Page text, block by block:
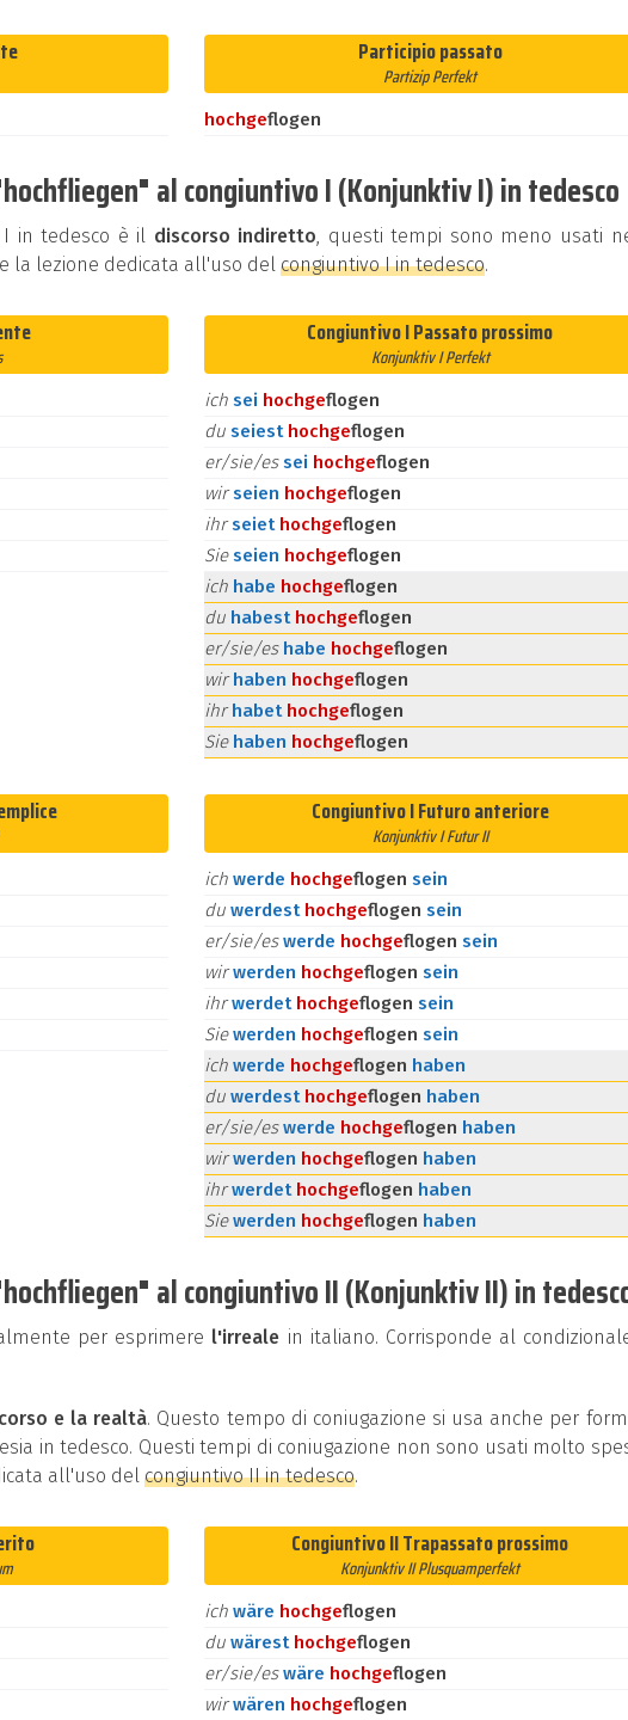
Participio passato
Partizip Perfekt
hochgeflogen
al congiuntivo I (Konjunktiv I) in tedesco
I in tedesco è il discorso indiretto, questi tempi sono meno usati
la lezione dedicata all'uso del congiuntivo I in tedesco.
Congiuntivo I Passato prossimo
Konjunktiv I Perfekt
ich sei hochgeflogen
du seiest hochgeflogen
er/sie/essei hochgeflogen
wirseien hochgeflogen
ihrseiet hochgeflogen
Sieseien hochgeflogen
ich habe hochgeflogen
du habest hochgeflogen
er/sie/es habe hochgeflogen
wirhaben hochgeflogen
ihrhabet hochgeflogen
Sie haben hochgeflogen
Congiuntivo I Futuro anteriore
Konjunktiv I Futur II
ich werde hochgeflogen sein
du werdest hochgeflogen sein
er/sie/eswerde hochgeflogen sein
wirwerden hochgeflogen sein
ihrwerdet hochgeflogen sein
Siewerden hochgeflogen sein
ich werde hochgeflogen haben
du werdest hochgeflogen haben
er/sie/eswerde hochgeflogen haben
wirwerden hochgeflogen haben
ihrwerdet hochgeflogen haben
Siewerden hochgeflogen haben
al congiuntivo II (Konjunktiv II) in
per esprimere l'irreale in italiano. Corrisponde al
e la realtà. Questo tempo di coniugazione si usa anche per
in tedesco. Questi tempi di coniugazione non sono usati molto
all'uso del congiuntivo II in tedesco.
Congiuntivo II Trapassato prossimo
Konjunktiv II Plusquamperfekt
ich wäre hochgeflogen
du wärest hochgeflogen
er/sie/eswäre hochgeflogen
wirwären hochgeflogen